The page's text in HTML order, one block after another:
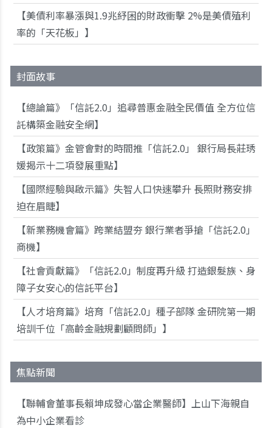
【美債利率暴漲與1.9兆紓困的財政衝擊 2%是美債殖利
率的「天花板」】
封面故事
【總論篇》「信託2.0」追尋普惠金融全民價值 全方位信
託構築金融安全網】
【政策篇》金管會對的時間推「信託2.0」 銀行局長莊琇
媛揭示十二項發展重點】
【國際經驗與啟示篇》失智人口快速攀升 長照財務安排
迫在眉睫】
【新業務機會篇》跨業結盟夯 銀行業者爭搶「信託2.0」
商機】
【社會貢獻篇》「信託2.0」制度再升級 打造銀髮族、身
障子女安心的信託平台】
【人才培育篇》培育「信託2.0」種子部隊 金研院第一期
培訓千位「高齡金融規劃顧問師」】
焦點新聞
【聯輔會董事長賴坤成發心當企業醫師】上山下海親自
為中小企業看診